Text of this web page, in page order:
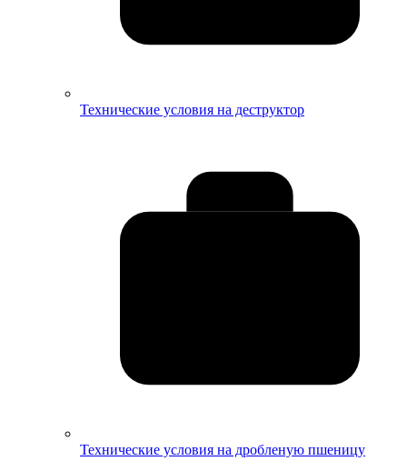
Технические условия на деструктор
Технические условия на дробленую пшеницу